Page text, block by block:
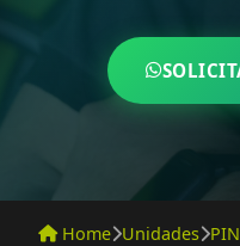
Home Unidades